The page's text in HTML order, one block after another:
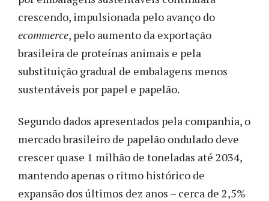
crescendo, impulsionada pelo avanço do
ecommerce, pelo aumento da exportação
brasileira de proteínas animais e pela
substituição gradual de embalagens menos
sustentáveis por papel e papelão.
Segundo dados apresentados pela companhia, o
mercado brasileiro de papelão ondulado deve
crescer quase 1 milhão de toneladas até 2034,
mantendo apenas o ritmo histórico de
expansão dos últimos dez anos – cerca de 2,5%